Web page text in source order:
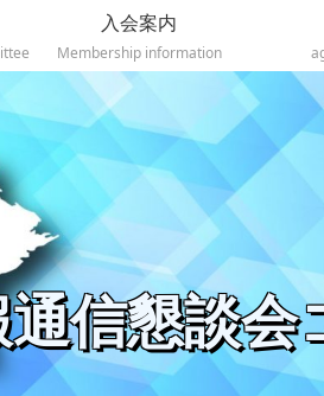
信懇談会
入会案内
Membership information